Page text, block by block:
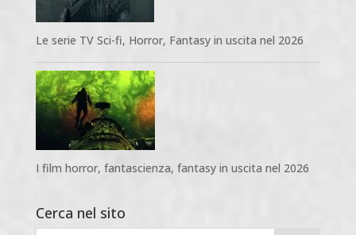
Le serie TV Sci-fi, Horror, Fantasy in uscita nel 2026
I film horror, fantascienza, fantasy in uscita nel 2026
Cerca nel sito